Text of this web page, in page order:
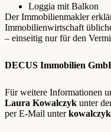
Loggia mit Balkon
Der Immobilienmakler
Immobilienwirtschaft
– einseitig nur für den
DECUS Immobilien
Für weitere Informationen
Laura Kowalczyk unter
per E-Mail unter